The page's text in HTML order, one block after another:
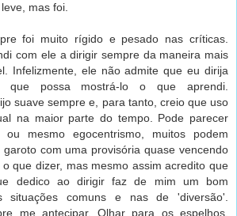
mas foi.
foi muito rígido e pesado nas críticas.
com ele a dirigir sempre da maneira mais
Infelizmente, ele não admite que eu dirija
que possa mostrá-lo o que aprendi.
suave sempre e, para tanto, creio que uso
na maior parte do tempo. Pode parecer
ou mesmo egocentrismo, muitos podem
com uma provisória quase vencendo
que dizer, mas mesmo assim acredito que
dedico ao dirigir faz de mim um bom
situações comuns e nas de 'diversão'.
me antecipar. Olhar para os espelhos,